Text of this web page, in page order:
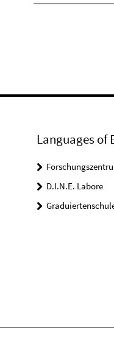
Languages of
D.I.N.E. Labore